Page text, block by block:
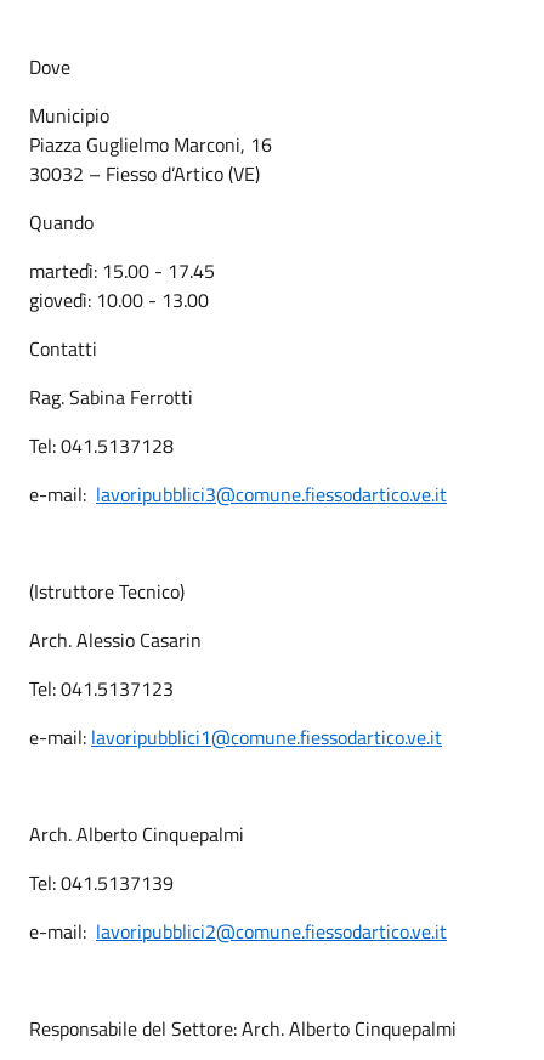
Dove
Municipio
Piazza Guglielmo Marconi, 16
30032 – Fiesso d’Artico (VE)
Quando
martedì: 15.00 - 17.45
giovedì: 10.00 - 13.00
Contatti
Rag. Sabina Ferrotti
Tel: 041.5137128
e-mail: lavoripubblici3@comune.fiessodartico.ve.it
(Istruttore Tecnico)
Arch. Alessio Casarin
Tel: 041.5137123
e-mail: lavoripubblici1@comune.fiessodartico.ve.it
Arch. Alberto Cinquepalmi
Tel: 041.5137139
e-mail: lavoripubblici2@comune.fiessodartico.ve.it
Responsabile del Settore: Arch. Alberto Cinquepalmi